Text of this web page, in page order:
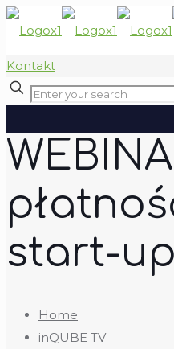
Kontakt
start-
Home
inQUBE TV